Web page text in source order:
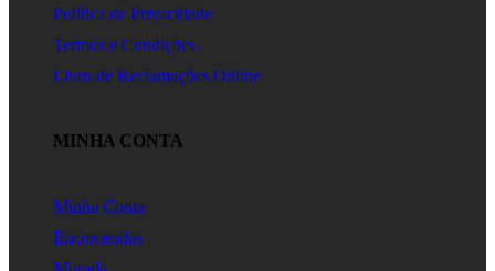
Política de Privacidade
Termos e Condições
Livro de Reclamações Online
MINHA CONTA
Minha Conta
Encomendas